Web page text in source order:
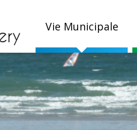
Vie Municipale